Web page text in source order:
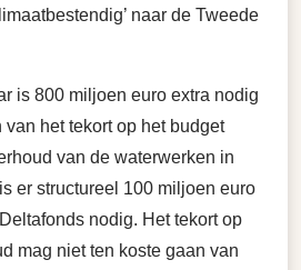
naar de Tweede
is 800 miljoen euro extra nodig
het tekort op het budget
van de waterwerken in
er structureel 100 miljoen euro
nodig. Het tekort op
mag niet ten koste gaan van